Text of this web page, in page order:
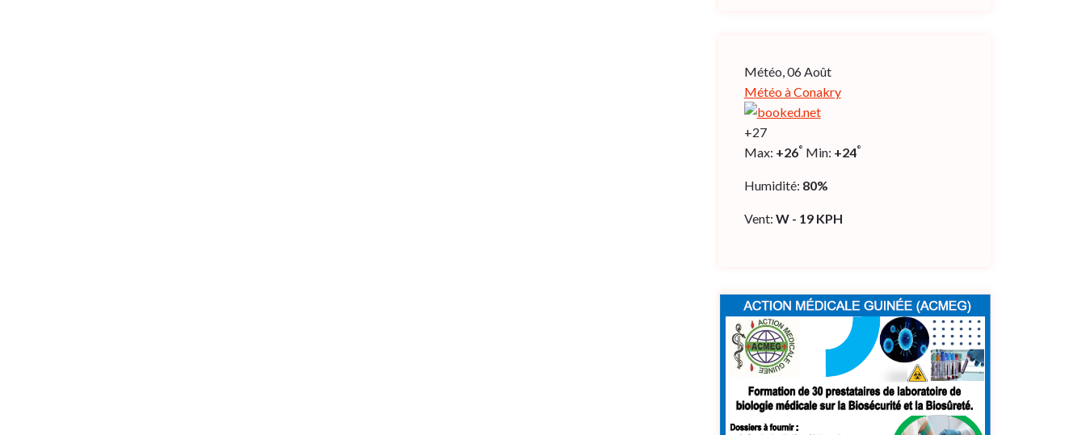
Météo, 06 Août
Météo à Conakry
+27
Max: +26° Min: +24°
Humidité: 80%
Vent: W - 19 KPH